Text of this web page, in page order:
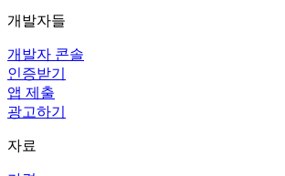
개발자들
개발자 콘솔
인증받기
앱 제출
광고하기
자료